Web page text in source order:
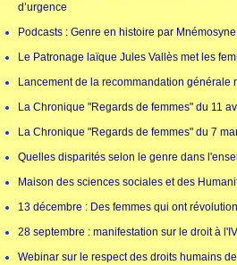
d’urgence
Podcasts : Genre en histoire par Mnémosyne
Le Patronage laïque Jules Vallès met les
Lancement de la recommandation générale
La Chronique "Regards de femmes" du 11
La Chronique "Regards de femmes" du 7
Quelles disparités selon le genre dans
Maison des sciences sociales et des
13 décembre : Des femmes qui ont
28 septembre : manifestation sur le droit à
Webinar sur le respect des droits humains